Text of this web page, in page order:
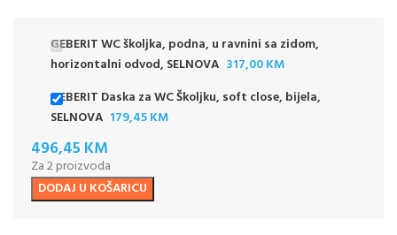
GEBERIT WC školjka, podna, u ravnini sa zidom,
horizontalni odvod, SELNOVA 317,00KM
GEBERIT Daska za WC Školjku, soft close, bijela,
SELNOVA 179,45KM
496,45 KM
Za 2 proizvoda
DODAJ U KOŠARICU